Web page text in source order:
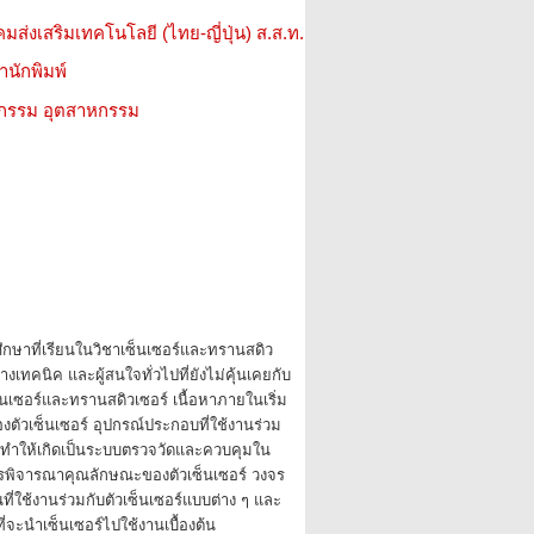
ส่งเสริมเทคโนโลยี (ไทย-ญี่ปุ่น) ส.ส.ท.
นักพิมพ์
รรม อุตสาหกรรม
ษาที่เรียนในวิชาเซ็นเซอร์และทรานสดิว
งเทคนิค และผู้สนใจทั่วไปที่ยังไม่คุ้นเคยกับ
ซอร์และทรานสดิวเซอร์ เนื้อหาภายในเริ่ม
ตัวเซ็นเซอร์ อุปกรณ์ประกอบที่ใช้งานร่วม
ำให้เกิดเป็นระบบตรวจวัดและควบคุมใน
พิจารณาคุณลักษณะของตัวเซ็นเซอร์ วงจร
ช้งานร่วมกับตัวเซ็นเซอร์แบบต่าง ๆ และ
ะนำเซ็นเซอร์ไปใช้งานเบื้องต้น